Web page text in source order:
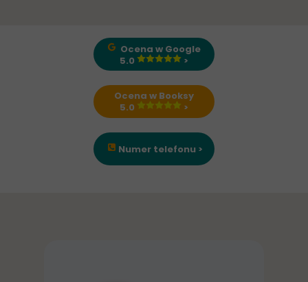
Numer telefonu >
Ocena w Booksy
5.0
>
Ocena w Google
5.0
>